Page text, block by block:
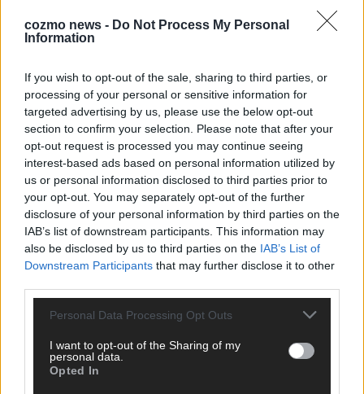
cozmo news - Do Not Process My Personal
Information
If you wish to opt-out of the sale, sharing to third parties, or
processing of your personal or sensitive information for
targeted advertising by us, please use the below opt-out
section to confirm your selection. Please note that after your
opt-out request is processed you may continue seeing
interest-based ads based on personal information utilized by
us or personal information disclosed to third parties prior to
your opt-out. You may separately opt-out of the further
disclosure of your personal information by third parties on the
IAB’s list of downstream participants. This information may
also be disclosed by us to third parties on the IAB’s List of
Downstream Participants that may further disclose it to other
Personal Data Processing Opt Outs
I want to opt-out of the Sharing of my
personal data.
Opted In
ANZEIGE